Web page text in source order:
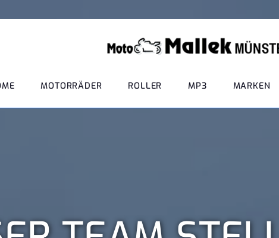
MOTORRÄDER ROLLER MP3 MARKEN